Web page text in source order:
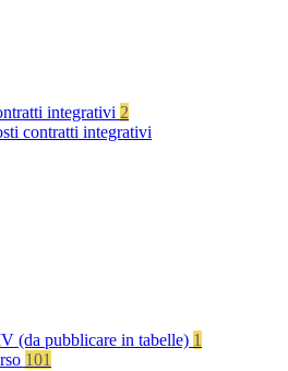
integrativi 2
contratti integrativi
(da pubblicare in tabelle) 1
101